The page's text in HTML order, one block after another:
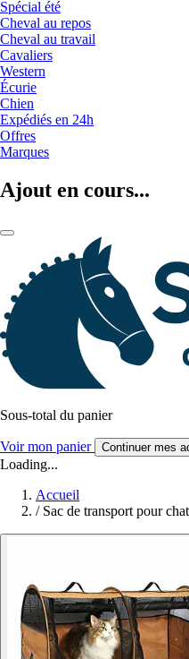
Spécial été
Cheval au repos
Cheval au travail
Cavaliers
Western
Écurie
Chien
Expédiés en 24h
Offres
Marques
Ajout en cours...
Sous-total du panier
Voir mon panier Continuer mes
Loading...
Accueil
/ Sac de transport pour